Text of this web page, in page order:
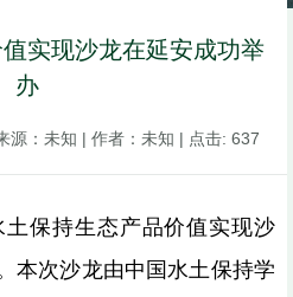
实现沙龙在延安成功举
办
源： 未知 | 作者： 未知 | 点击: 637
土保持生态产品价值实现沙
本次沙龙由中国水土保持学